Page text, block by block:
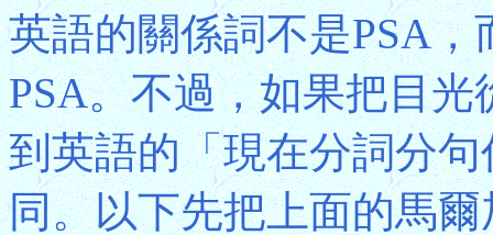
英語的關係詞不是PSA
PSA。不過，如果把目
到英語的「現在分詞分
同。以下先把上面的馬